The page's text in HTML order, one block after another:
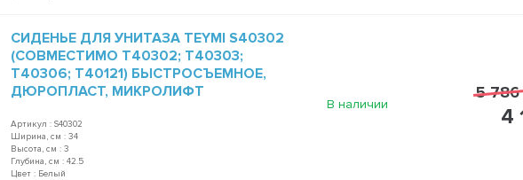
СИДЕНЬЕ ДЛЯ УНИТАЗА TEYMI S40302
(СОВМЕСТИМО T40302; T40303;
T40306; T40121) БЫСТРОСЪЕМНОЕ,
ДЮРОПЛАСТ, МИКРОЛИФТ
Артикул : S40302
Ширина, см : 34
Высота, см : 3
Глубина, см : 42.5
Цвет : Белый
В наличии
5 786
4